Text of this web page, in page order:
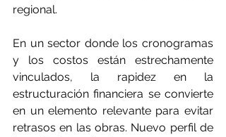
regional.
En un sector donde los cronogramas
y los costos están estrechamente
vinculados, la rapidez en la
estructuración financiera se convierte
en un elemento relevante para evitar
retrasos en las obras. Nuevo perfil de